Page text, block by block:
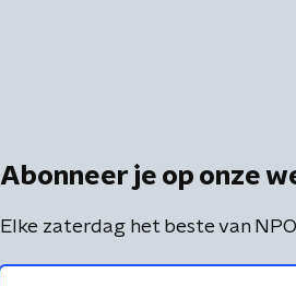
Abonneer je op onze
Elke zaterdag het beste van